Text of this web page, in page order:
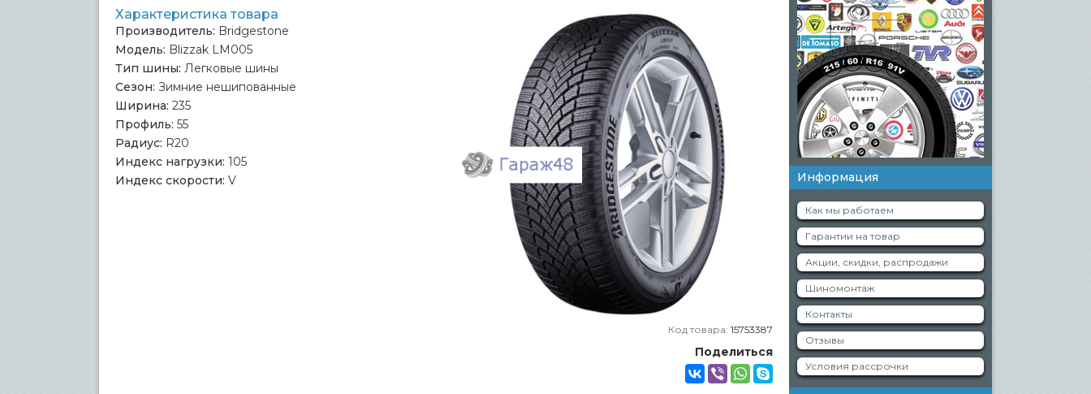
Характеристика товара
Производитель: Bridgestone
Модель: Blizzak LM005
Тип шины: Легковые шины
Сезон: Зимние нешипованные
Ширина: 235
Профиль: 55
Радиус: R20
Индекс нагрузки: 105
Индекс скорости: V
Код товара: 15753387
Поделиться
Информация
Как мы работаем
Гарантии на товар
Акции, скидки, распродажи
Шиномонтаж
Контакты
Отзывы
Условия рассрочки